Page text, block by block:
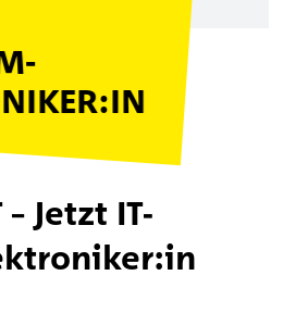
Jetzt IT-